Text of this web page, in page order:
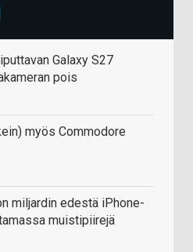
Galaxy S27
pois
myös Commodore
miljardin edestä iPhone-
muistipiirejä